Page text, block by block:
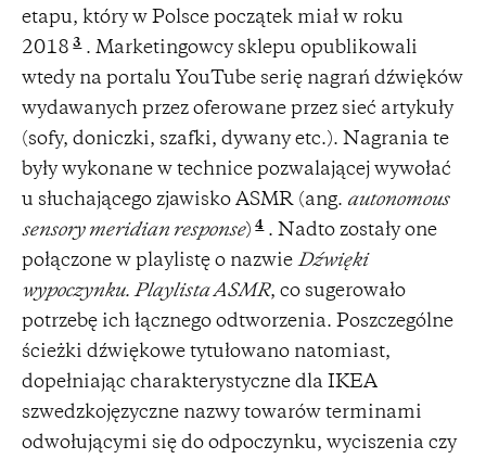
etapu, który w Polsce początek miał w roku
2018 3 . Marketingowcy sklepu opublikowali
wtedy na portalu YouTube serię nagrań dźwięków
wydawanych przez oferowane przez sieć artykuły
(sofy, doniczki, szafki, dywany etc.). Nagrania te
były wykonane w technice pozwalającej wywołać
u słuchającego zjawisko ASMR (ang. autonomous
sensory meridian response) 4 . Nadto zostały one
połączone w playlistę o nazwie Dźwięki
wypoczynku. Playlista ASMR, co sugerowało
potrzebę ich łącznego odtworzenia. Poszczególne
ścieżki dźwiękowe tytułowano natomiast,
dopełniając charakterystyczne dla IKEA
szwedzkojęzyczne nazwy towarów terminami
odwołującymi się do odpoczynku, wyciszenia czy